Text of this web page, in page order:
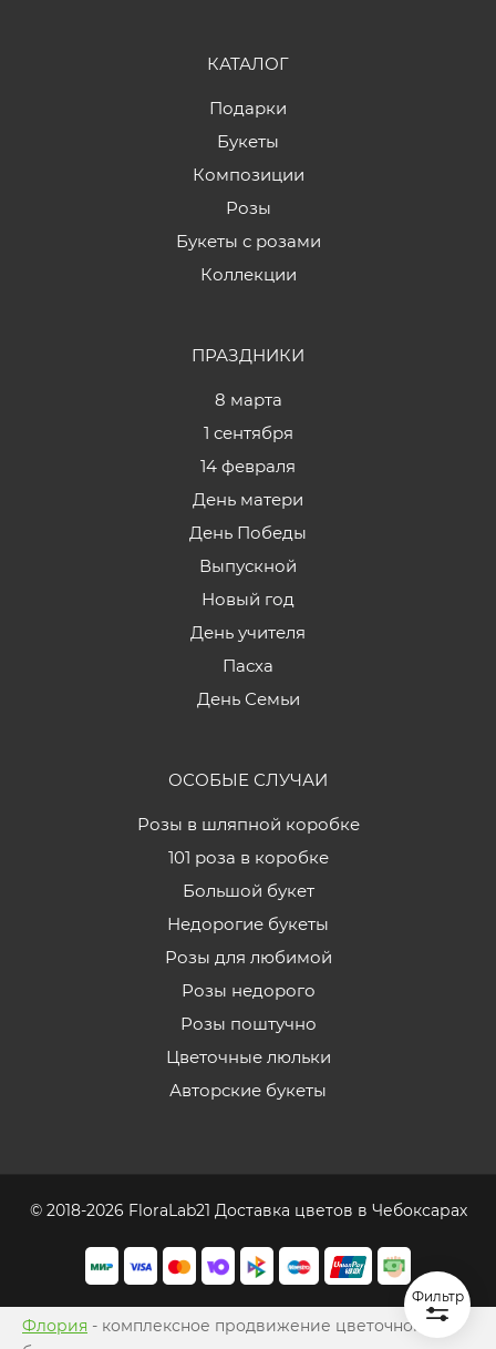
КАТАЛОГ
Подарки
Букеты
Композиции
Розы
Букеты с розами
Коллекции
ПРАЗДНИКИ
8 марта
1 сентября
14 февраля
День матери
День Победы
Выпускной
Новый год
День учителя
Пасха
День Семьи
ОСОБЫЕ СЛУЧАИ
Розы в шляпной коробке
101 роза в коробке
Большой букет
Недорогие букеты
Розы для любимой
Розы недорого
Розы поштучно
Цветочные люльки
Авторские букеты
© 2018-2026 FloraLab21 Доставка цветов в Чебоксарах
Флория - комплексное продвижение цветочного
Фильтр